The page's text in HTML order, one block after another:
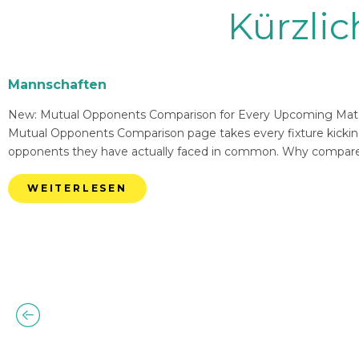
Mannschaften
New: Mutual Opponents Comparison for Every Upcoming
Mutual Opponents Comparison page takes every fixture
opponents they have actually faced in common. Why
WEITERLESEN